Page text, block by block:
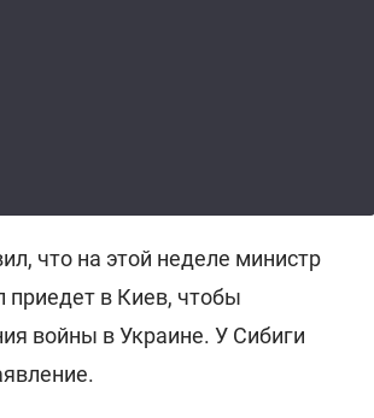
что на этой неделе министр
в Киев, чтобы
войны в Украине. У Сибиги